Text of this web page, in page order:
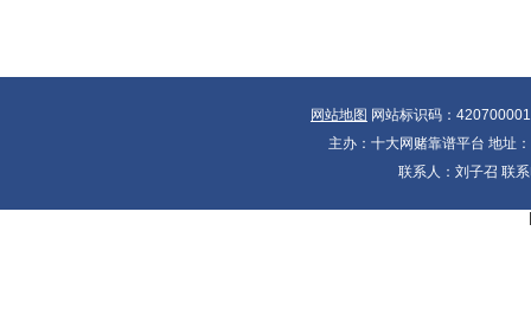
网站地图 网站标识码：
主办：十大网赌靠谱平台 地址
联系人：刘子召 联